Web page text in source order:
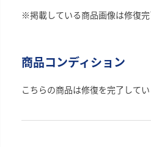
※掲載している商品画像は修復完
商品コンディション
こちらの商品は修復を完了してい